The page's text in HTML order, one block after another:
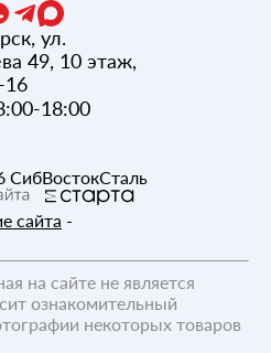
, ул.
49, 10 этаж,
16
18:00
СибВостокСталь
сайта -
на сайте не является
ознакомительный
некоторых товаров